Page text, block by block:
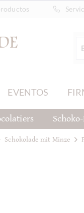
EVENTOS
Schokolade mit Minze